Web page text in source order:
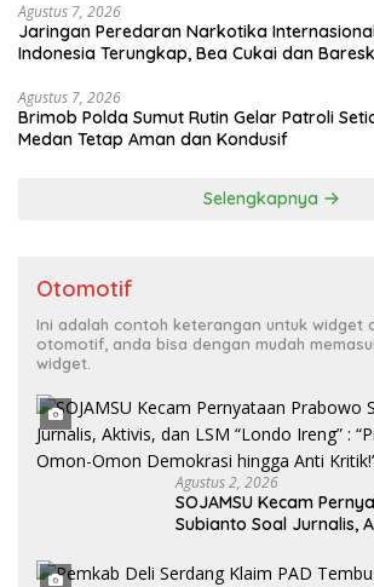
Agustus 7, 2026
Jaringan Peredaran Narkotika
Indonesia Terungkap, Bea Cukai dan
Agustus 7, 2026
Brimob Polda Sumut Rutin Gelar Patroli
Medan Tetap Aman dan Kondusif
Selengkapnya
Otomotif
Ini adalah contoh keterangan untuk widget
otomotif, anda bisa dengan mudah
widget.
Agustus 2, 2026
SOJAMSU Kecam
Subianto Soal Jurnalis,
Omon Demokrasi